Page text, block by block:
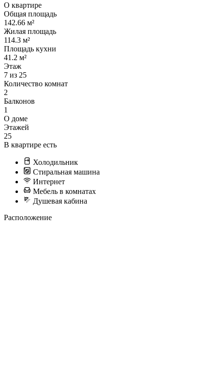
О квартире
Общая площадь
142.66 м²
Жилая площадь
114.3 м²
Площадь кухни
41.2 м²
Этаж
7 из 25
Количество комнат
2
Балконов
1
О доме
Этажей
25
В квартире есть
Холодильник
Стиральная машина
Интернет
Мебель в комнатах
Душевая кабина
Расположение